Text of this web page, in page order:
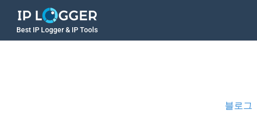
Best IP Logger & IP Tools
블로그